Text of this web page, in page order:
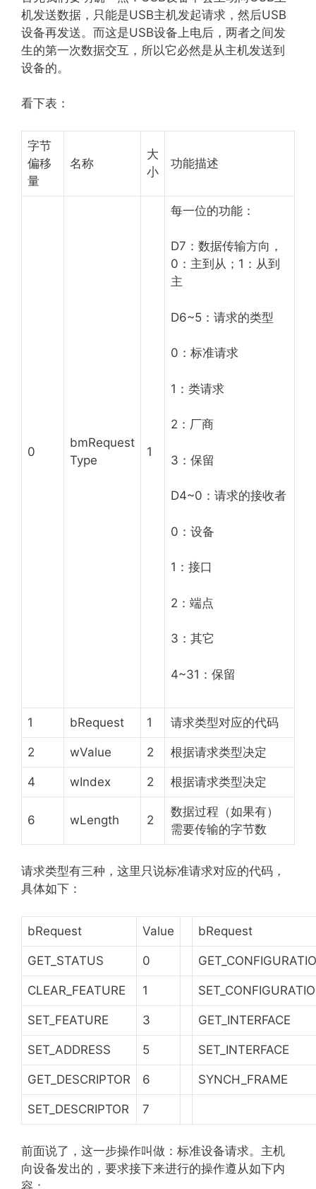
机发送数据，只能是USB主机发起请求，然后USB
设备再发送。而这是USB设备上电后，两者之间发
生的第一次数据交互，所以它必然是从主机发送到
设备的。
看下表：
字节
偏移
量
名称
大
小
功能描述
0
bmRequest
Type
1
每一位的功能：
D7：数据传输方向，
0：主到从；1：从到
主
D6~5：请求的类型
0：标准请求
1：类请求
2：厂商
3：保留
D4~0：请求的接收者
0：设备
1：接口
2：端点
3：其它
4~31：保留
1 bRequest 1 请求类型对应的代码
2 wValue 2 根据请求类型决定
4 wIndex 2 根据请求类型决定
6 wLength 2
数据过程（如果有）
需要传输的字节数
请求类型有三种，这里只说标准请求对应的代码，
具体如下：
bRequest Value bRequest
GET_STATUS 0
CLEAR_FEATURE 1
SET_FEATURE 3 GET_INTERFACE
SET_ADDRESS 5 SET_INTERFACE
GET_DESCRIPTOR 6 SYNCH_FRAME
SET_DESCRIPTOR 7
前面说了，这一步操作叫做：标准设备请求。主机
向设备发出的，要求接下来进行的操作遵从如下内